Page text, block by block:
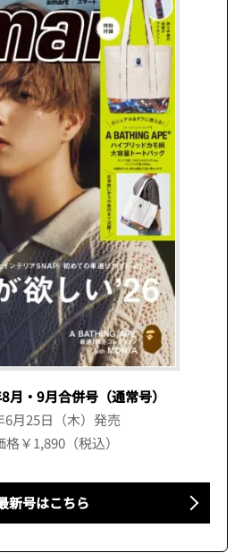
・9月合併号（通常号）
6月25日（木）発売
￥1,890（税込）
新号はこちら